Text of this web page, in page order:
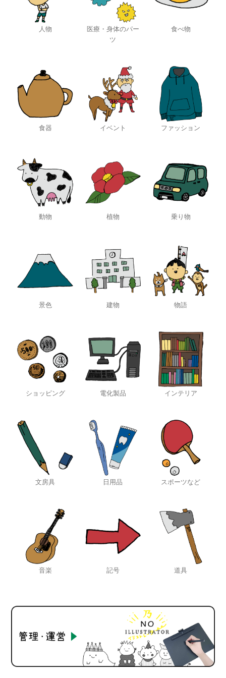
人物
医療・身体のパー
ツ
食べ物
食器 イベント ファッション
動物 植物 乗り物
景色 建物 物語
ショッピング 電化製品 インテリア
文房具 日用品 スポーツなど
音楽 記号 道具